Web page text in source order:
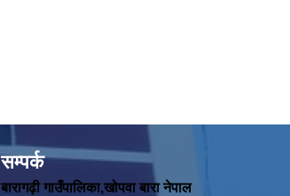
सम्पर्क
बारागढ़ी गाउँपालिका,खोपवा बारा नेपाल